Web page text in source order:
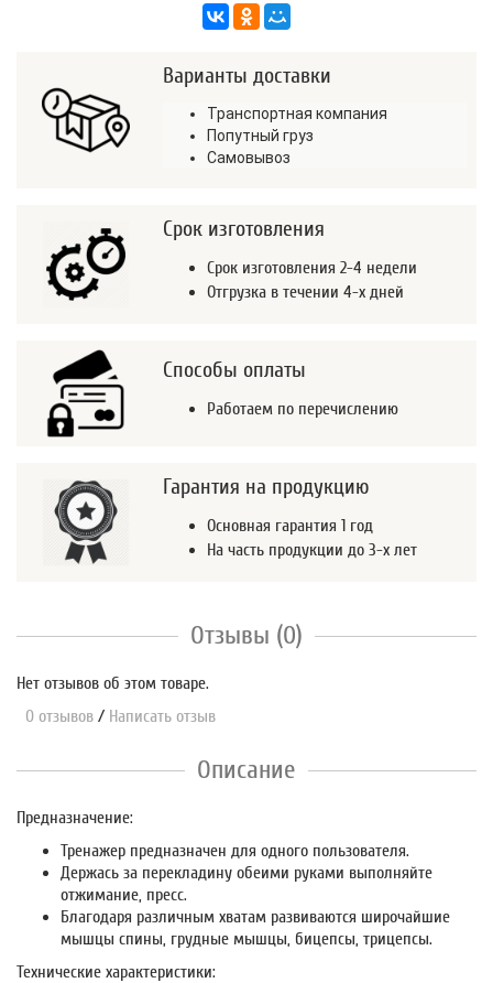
Варианты доставки
Транспортная компания
Попутный груз
Самовывоз
Срок изготовления
Срок изготовления 2-4 недели
Отгрузка в течении 4-х дней
Способы оплаты
Работаем по перечислению
Гарантия на продукцию
Основная гарантия 1 год
На часть продукции до 3-х лет
Отзывы (0)
Нет отзывов об этом товаре.
0 отзывов / Написать отзыв
Описание
Предназначение:
Тренажер предназначен для одного пользователя.
Держась за перекладину обеими руками выполняйте
отжимание, пресс.
Благодаря различным хватам развиваются широчайшие
мышцы спины, грудные мышцы, бицепсы, трицепсы.
Технические характеристики: